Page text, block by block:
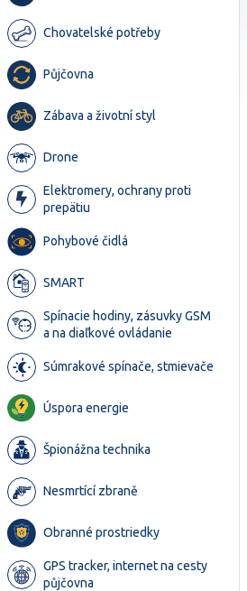
Chovatelské potřeby
Půjčovna
Zábava a životní styl
Drone
Elektromery, ochrany proti
prepätiu
Pohybové čidlá
SMART
Spínacie hodiny, zásuvky GSM
a na diaľkové ovládanie
Súmrakové spínače, stmievače
Úspora energie
Špionážna technika
Nesmrtící zbraně
Obranné prostriedky
GPS tracker, internet na cesty
půjčovna